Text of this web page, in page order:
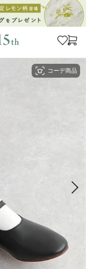
コーデ商品